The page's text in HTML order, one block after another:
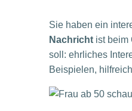
Sie haben ein
Nachrichtist beim
soll: ehrliches
Beispielen,